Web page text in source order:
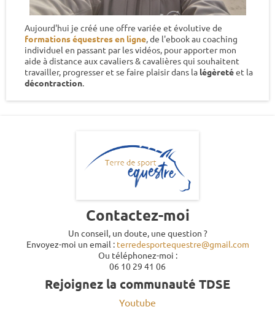
Aujourd'hui je créé une offre variée et évolutive de
formations équestres en ligne , de l'ebook au coaching
individuel en passant par les vidéos, pour apporter mon
aide à distance aux cavaliers & cavalières qui souhaitent
travailler, progresser et se faire plaisir dans la légèretéet la
décontraction
Contactez-moi
Un conseil, un doute, une question ?
Envoyez-moi un email : terredesportequestre@gmail.com
Ou téléphonez-moi :
06 10 29 41 06
Rejoignez la communauté TDSE
Youtube